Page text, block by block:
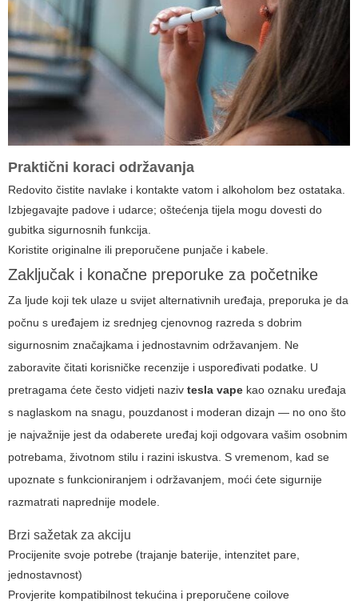
Praktični koraci održavanja
Redovito čistite navlake i kontakte vatom i alkoholom bez ostataka.
Izbjegavajte padove i udarce; oštećenja tijela mogu dovesti do
gubitka sigurnosnih funkcija.
Koristite originalne ili preporučene punjače i kabele.
Zaključak i konačne preporuke za početnike
Za ljude koji tek ulaze u svijet alternativnih uređaja, preporuka je da
počnu s uređajem iz srednjeg cjenovnog razreda s dobrim
sigurnosnim značajkama i jednostavnim održavanjem. Ne
zaboravite čitati korisničke recenzije i uspoređivati podatke. U
pretragama ćete često vidjeti naziv tesla vape kao oznaku uređaja
s naglaskom na snagu, pouzdanost i moderan dizajn — no ono što
je najvažnije jest da odaberete uređaj koji odgovara vašim osobnim
potrebama, životnom stilu i razini iskustva. S vremenom, kad se
upoznate s funkcioniranjem i održavanjem, moći ćete sigurnije
razmatrati naprednije modele.
Brzi sažetak za akciju
Procijenite svoje potrebe (trajanje baterije, intenzitet pare,
jednostavnost)
Provjerite kompatibilnost tekućina i preporučene coilove